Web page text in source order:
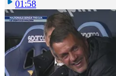
01:58